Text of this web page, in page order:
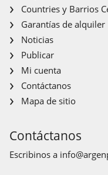
Countries y Barrios
Garantías de alquiler
Noticias
Publicar
Mi cuenta
Contáctanos
Mapa de sitio
Contáctanos
Escribinos a